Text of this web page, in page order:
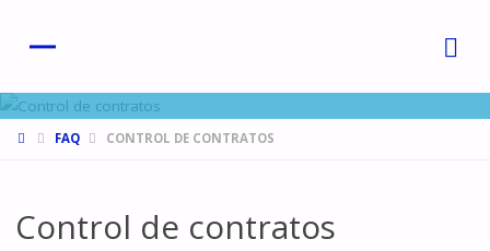
HOMEFAQ CONTROL DE CONTRATOS
Control de contratos